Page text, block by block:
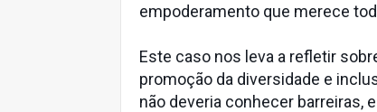
empoderamento que merece
Este caso nos leva a refletir
promoção da diversidade e
não deveria conhecer barreiras,